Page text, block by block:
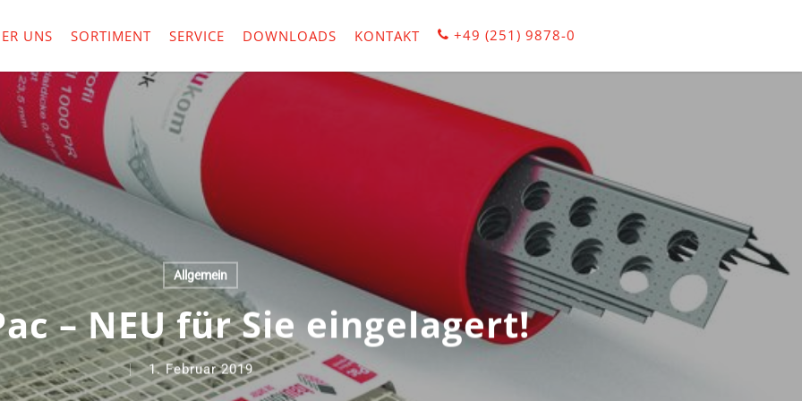
UNS SORTIMENT SERVICE DOWNLOADS KONTAKT +49 (251) 9878-0
Allgemein
– NEU für Sie eingelagert!
1. Februar 2019